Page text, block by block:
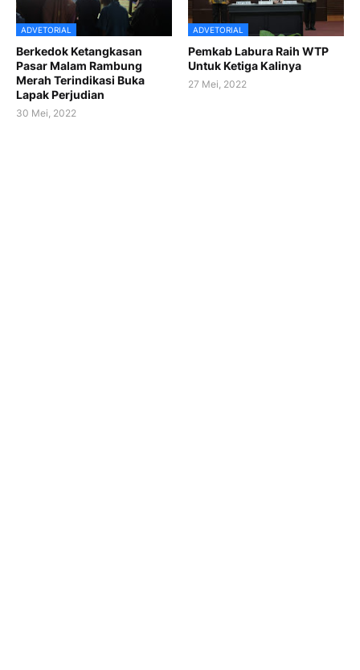
ADVETORIAL
Berkedok Ketangkasan
Pasar Malam Rambung
Merah Terindikasi Buka
Lapak Perjudian
30 Mei, 2022
ADVETORIAL
Pemkab Labura Raih WTP
Untuk Ketiga Kalinya
27 Mei, 2022